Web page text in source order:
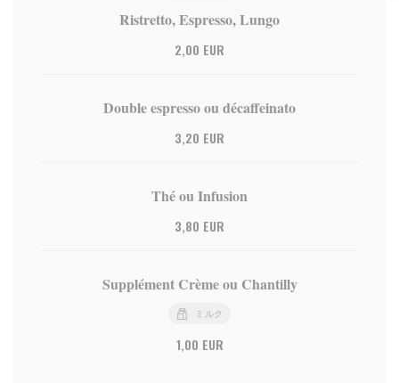
Ristretto, Espresso, Lungo
2,00 EUR
Double espresso ou décaffeinato
3,20 EUR
Thé ou Infusion
3,80 EUR
Supplément Crème ou Chantilly
ミルク
1,00 EUR